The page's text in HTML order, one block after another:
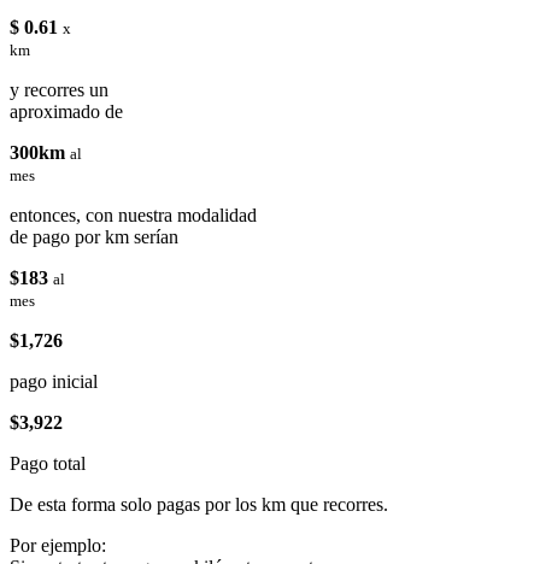
$ 0.61 x
km
y recorres un
aproximado de
300km al
mes
entonces, con nuestra modalidad
de pago por km serían
$183 al
mes
$1,726
pago inicial
$3,922
Pago total
De esta forma solo pagas por los km que recorres.
Por ejemplo: